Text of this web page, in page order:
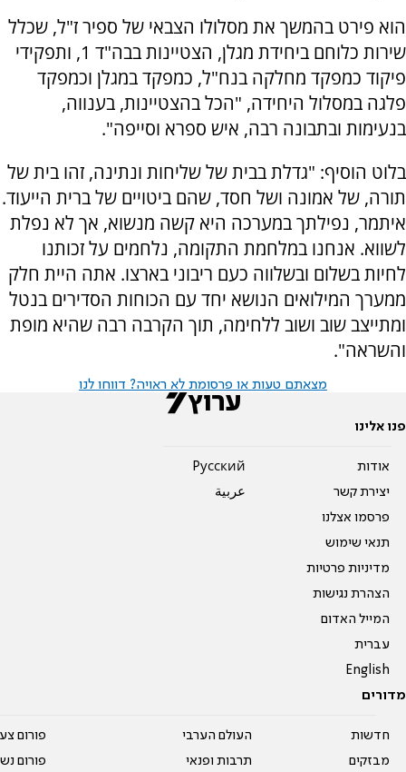
הוא פירט בהמשך את מסלולו הצבאי של ספיר ז"ל, שכלל
שירות כלוחם ביחידת מגלן, הצטיינות בבה"ד 1, ותפקידי
פיקוד כמפקד מחלקה בנח"ל, כמפקד במגלן וכמפקד
פלגה במסלול היחידה, "הכל בהצטיינות, בענווה,
בנעימות ובתבונה רבה, איש ספרא וסייפה".
בלוט הוסיף: "גדלת בבית של שליחות ונתינה, זהו בית של
תורה, של אמונה ושל חסד, שהם ביטויים של ברית הייעוד.
איתמר, נפילתך במערכה היא קשה מנשוא, אך לא נפלת
לשווא. אנחנו במלחמת התקומה, נלחמים על זכותנו
לחיות בשלום ובשלווה כעם ריבוני בארצו. אתה היית חלק
ממערך המילואים הנושא יחד עם הכוחות הסדירים בנטל
ומתייצב שוב ושוב ללחימה, תוך הקרבה רבה שהיא מופת
והשראה".
מצאתם טעות או פרסומת לא ראויה? דווחו לנו
פנו אלינו
אודות
יצירת קשר
פרסמו אצלנו
תנאי שימוש
מדיניות פרטיות
הצהרת נגישות
המייל האדום
עברית
English
Pусский
عربية
מדורים
חדשות
מבזקים
העולם הערבי
תרבות ופנאי
פורום
פורום